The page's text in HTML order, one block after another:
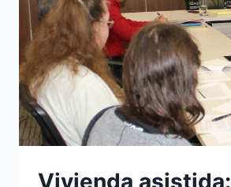
VIDA
ASISTIDA
(SLS)